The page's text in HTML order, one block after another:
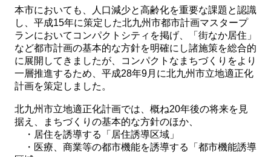
本市においても、人口減少と高齢化を重要な課題と認識
し、平成15年に策定した北九州市都市計画マスタープ
ランにおいてコンパクトシティを掲げ、「街なか居住」
など都市計画の基本的な方針を明確にし諸施策を総合的
に展開してきましたが、コンパクトなまちづくりをより
一層推進するため、平成28年9月に北九州市立地適正化
計画を策定しました。
北九州市立地適正化計画では、概ね20年後の将来を見
据え、まちづくりの基本的な方針のほか、
・居住を誘導する「居住誘導区域」
・医療、商業等の都市機能を誘導する「都市機能誘導